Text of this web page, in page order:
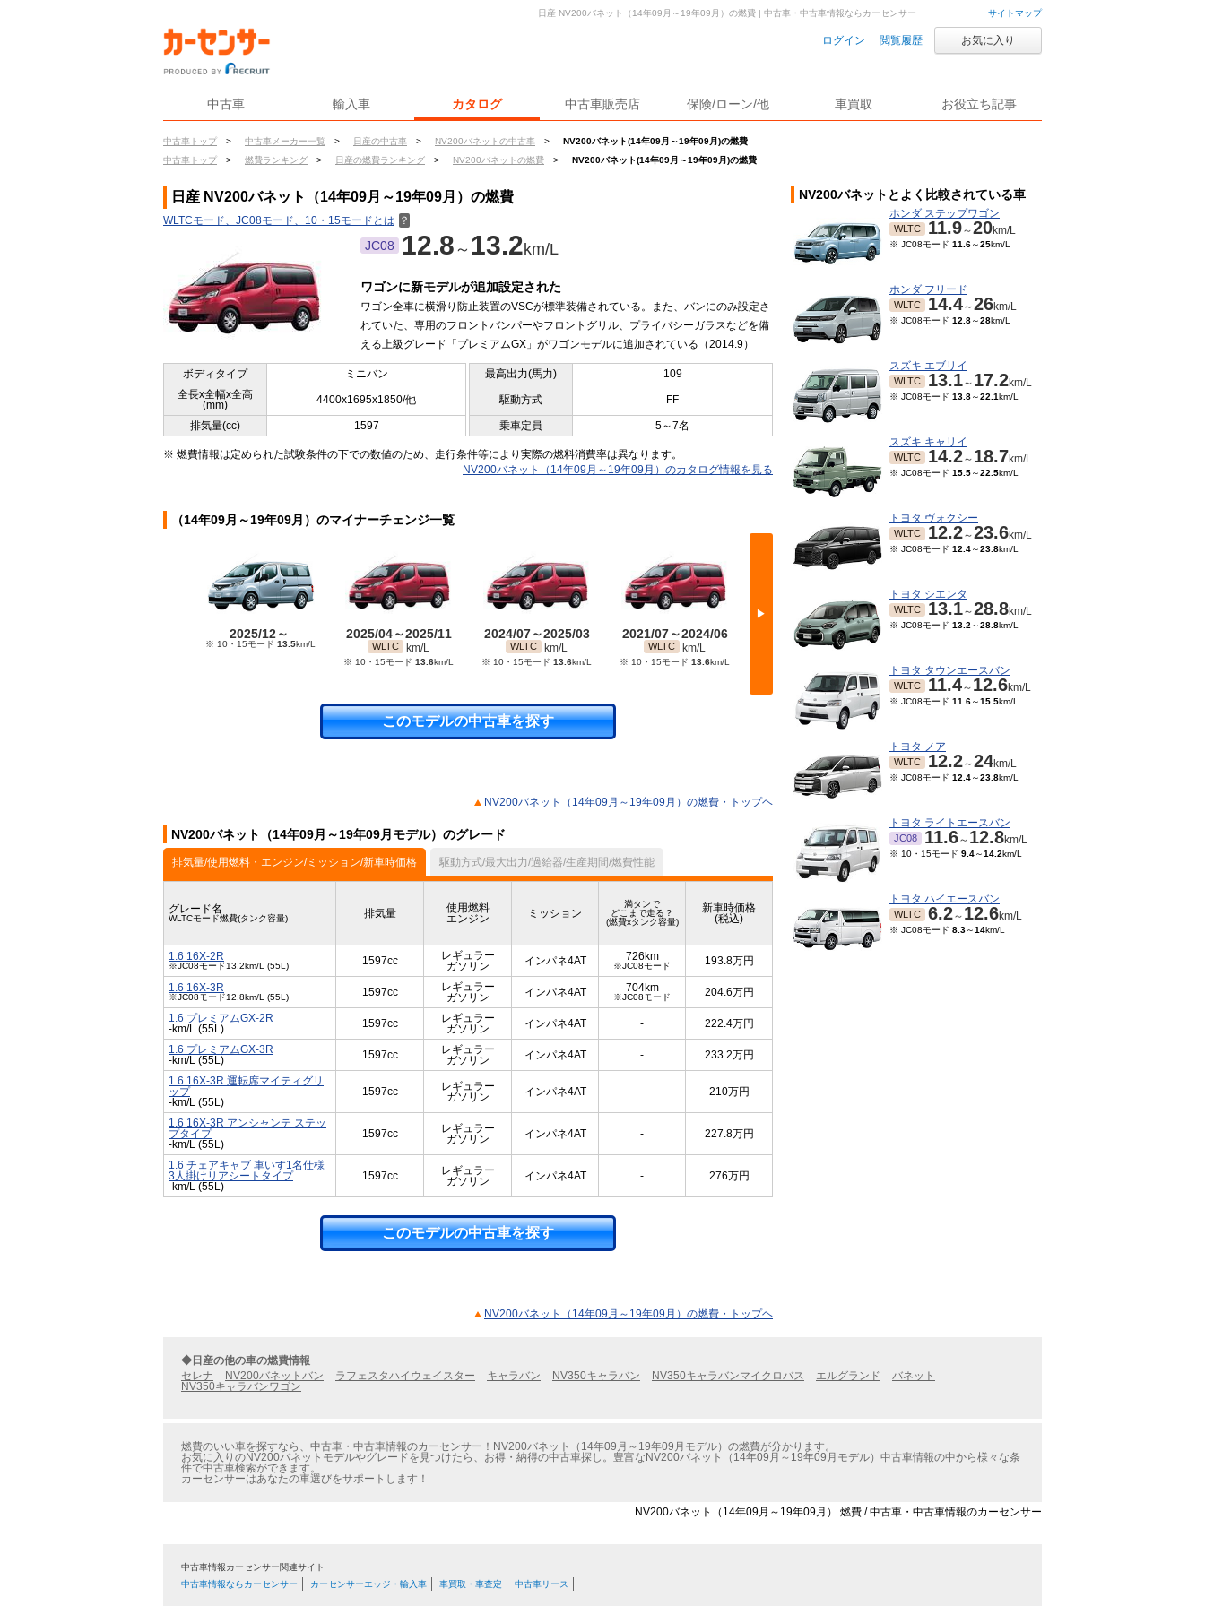
サイトマップ
ログイン 閲覧履歴 お気に入り
中古車 輸入車 カタログ 中古車販売店 保険/ローン/他 車買取 お役立ち記事
中古車トップ > 中古車メーカー一覧 > 日産の中古車 > NV200バネットの中古車 >
NV200バネット(14年09月～19年09月)の燃費
中古車トップ
> 燃費ランキング > 日産の燃費ランキング > NV200バネットの燃費 > NV200バネット(14年09月～19年09月)の燃費
日産 NV200バネット（14年09月～19年09月）の燃費 | 中古車・中古車情報ならカーセンサー
日産 NV200バネット（14年09月～19年09月）の燃費
WLTCモード、JC08モード、10・15モードとは ？
JC08 12.8 ～ 13.2km/L
ワゴンに新モデルが追加設定された
ワゴン全車に横滑り防止装置のVSCが標準装備されている。また、バンにのみ設定さ
れていた、専用のフロントバンパーやフロントグリル、プライバシーガラスなどを備
える上級グレード「プレミアムGX」がワゴンモデルに追加されている（2014.9）
ボディタイプ ミニバン 最高出力(馬力)
109
全長x全幅x全高
(mm)
4400x1695x1850/他 駆動方式 FF
排気量(cc) 1597 乗車定員 5～7名
※ 燃費情報は定められた試験条件の下での数値のため、走行条件等により実際の燃料消費率は異なります。
NV200バネット（14年09月～19年09月）のカタログ情報を見る
（14年09月～19年09月）のマイナーチェンジ一覧
▶
2025/12～
※ 10・15モード 13.5km/L
2025/04～2025/11
WLTC km/L
※ 10・15モード 13.6km/L
2024/07～2025/03
WLTC km/L
※ 10・15モード 13.6km/L
2021/07～2024/06
WLTC km/L
※ 10・15モード 13.6km/L
2020/01～2021/06
WLTC km/L
2019/10～2019/11
このモデルの中古車を探す
NV200バネット（14年09月～19年09月）の燃費・トップヘ
NV200バネット（14年09月～19年09月モデル）のグレード
排気量/使用燃料・エンジン/ミッション/新車時価格 駆動方式/最大出力/過給器/生産期間/燃費性能
グレード名
WLTCモード燃費(タンク容量) 排気量
使用燃料
エンジン
ミッション
満タンで
どこまで走る？
(燃費xタンク容量)
新車時価格
(税込)
1.6 16X-2R
※JC08モード13.2km/L (55L) 1597cc
レギュラー
ガソリン
インパネ4AT 726km
※JC08モード 193.8万円
1.6 16X-3R
※JC08モード12.8km/L (55L) 1597cc
レギュラー
ガソリン
インパネ4AT 704km
※JC08モード 204.6万円
1.6 プレミアムGX-2R
-km/L (55L)
1597cc
レギュラー
ガソリン
インパネ4AT - 222.4万円
1.6 プレミアムGX-3R
-km/L (55L)
1597cc
レギュラー
ガソリン
インパネ4AT - 233.2万円
1.6 16X-3R 運転席マイティグリ
ップ
-km/L (55L)
1597cc
レギュラー
ガソリン
インパネ4AT - 210万円
1.6 16X-3R アンシャンテ ステッ
プタイプ
-km/L (55L)
1597cc
レギュラー
ガソリン
インパネ4AT - 227.8万円
1.6 チェアキャブ 車いす1名仕様
3人掛けリアシートタイプ
-km/L (55L)
1597cc
レギュラー
ガソリン
インパネ4AT - 276万円
このモデルの中古車を探す
NV200バネット（14年09月～19年09月）の燃費・トップヘ
NV200バネットとよく比較されている車
ホンダ ステップワゴン
WLTC 11.9～20km/L
※ JC08モード 11.6～25km/L
ホンダ フリード
WLTC 14.4～26km/L
※ JC08モード 12.8～28km/L
スズキ エブリイ
WLTC 13.1～ 17.2km/L
※ JC08モード 13.8～22.1km/L
スズキ キャリイ
WLTC 14.2～ 18.7km/L
※ JC08モード 15.5～22.5km/L
トヨタ ヴォクシー
WLTC 12.2～23.6km/L
※ JC08モード 12.4～23.8km/L
トヨタ シエンタ
WLTC 13.1～28.8km/L
※ JC08モード 13.2 ～28.8km/L
トヨタ タウンエースバン
WLTC 11.4～ 12.6km/L
※ JC08モード 11.6～15.5km/L
トヨタ ノア
WLTC 12.2～24km/L
※ JC08モード 12.4～23.8km/L
トヨタ ライトエースバン
JC08 11.6～ 12.8km/L
※ 10・15モード 9.4～14.2km/L
トヨタ ハイエースバン
WLTC 6.2～ 12.6km/L
※ JC08モード 8.3～14km/L
◆日産の他の車の燃費情報
セレナ
NV200バネットバン ラフェスタハイウェイスター キャラバン NV350キャラバン NV350キャラバンマイクロバス エルグランド
バネット
NV350キャラバンワゴン
燃費のいい車を探すなら、中古車・中古車情報のカーセンサー！NV200バネット（14年09月～19年09月モデル）の燃費が分かります。
お気に入りのNV200バネットモデルやグレードを見つけたら、お得・納得の中古車探し。豊富なNV200バネット（14年09月～19年09月モデル）中古車情報の中から様々な条
件で中古車検索ができます。
カーセンサーはあなたの車選びをサポートします！
NV200バネット（14年09月～19年09月） 燃費 / 中古車・中古車情報のカーセンサー
中古車情報カーセンサー関連サイト
中古車情報ならカーセンサー
カーセンサーエッジ・輸入車 車買取・車査定 中古車リース